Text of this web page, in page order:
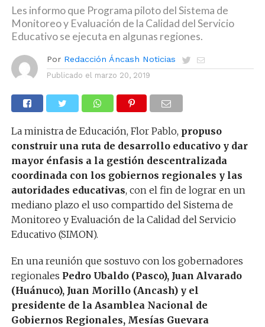
Les informo que Programa piloto del Sistema de
Monitoreo y Evaluación de la Calidad del Servicio
Educativo se ejecuta en algunas regiones.
Por Redacción Áncash Noticias
Publicado el marzo 20, 2019
La ministra de Educación, Flor Pablo,propuso
construir una ruta de desarrollo educativo y dar
mayor énfasis a la gestión descentralizada
coordinada con los gobiernos regionales y las
autoridades educativas, con el fin de lograr en un
mediano plazo el uso compartido del Sistema de
Monitoreo y Evaluación de la Calidad del Servicio
Educativo (SIMON).
En una reunión que sostuvo con los gobernadores
regionales Pedro Ubaldo (Pasco), Juan Alvarado
(Huánuco), Juan Morillo (Ancash) y el
presidente de la Asamblea Nacional de
Gobiernos Regionales, Mesías Guevara